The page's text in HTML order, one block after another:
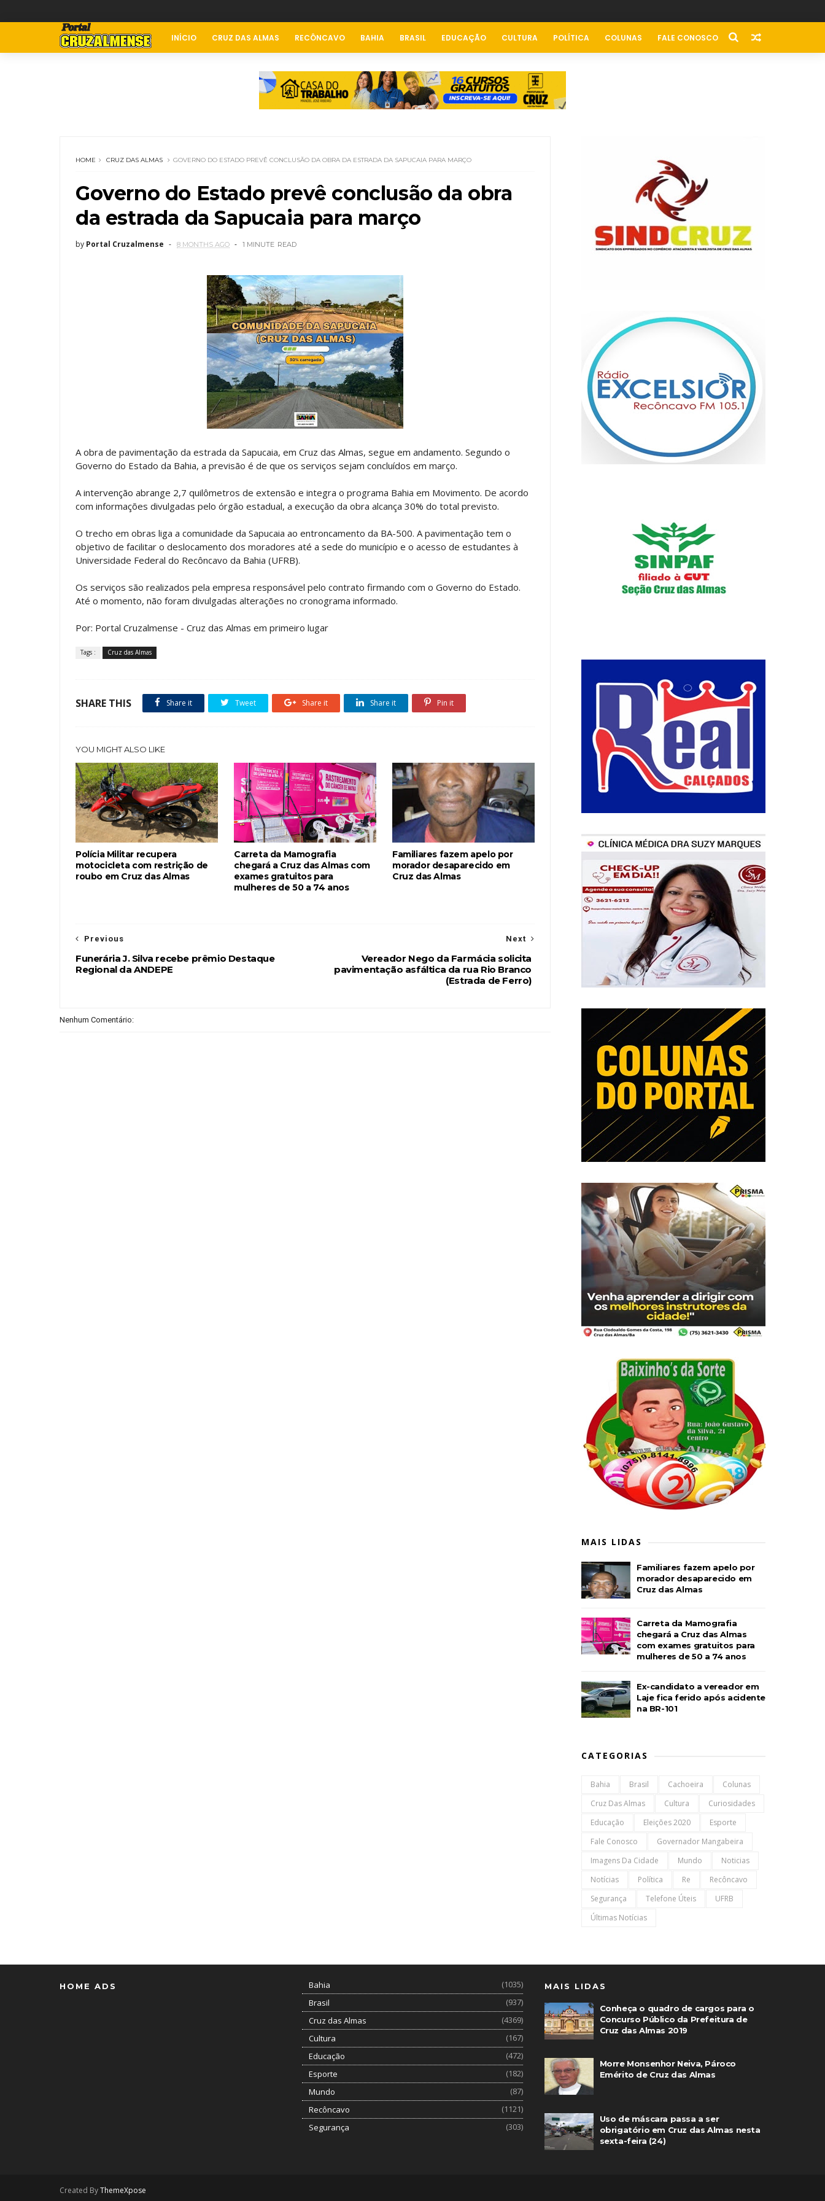
INÍCIO CRUZ DAS ALMAS RECÔNCAVO BAHIA BRASIL EDUCAÇÃO CULTURA POLÍTICA COLUNAS FALE CONOSCO
HOME CRUZ DAS ALMAS GOVERNO DO ESTADO PREVÊ CONCLUSÃO DA OBRA DA ESTRADA DA SAPUCAIA PARA MARÇO
Governo do Estado prevê conclusão da obra
da estrada da Sapucaia para março
by Portal Cruzalmense 8 MONTHS AGO 1 MINUTE READ
A obra de pavimentação da estrada da Sapucaia, em Cruz das Almas, segue em andamento. Segundo o
Governo do Estado da Bahia, a previsão é de que os serviços sejam concluídos em março.
A intervenção abrange 2,7 quilômetros de extensão e integra o programa Bahia em Movimento. De acordo
com informações divulgadas pelo órgão estadual, a execução da obra alcança 30% do total previsto.
O trecho em obras liga a comunidade da Sapucaia ao entroncamento da BA-500. A pavimentação tem o
objetivo de facilitar o deslocamento dos moradores até a sede do município e o acesso de estudantes à
Universidade Federal do Recôncavo da Bahia (UFRB).
Os serviços são realizados pela empresa responsável pelo contrato firmando com o Governo do Estado.
Até o momento, não foram divulgadas alterações no cronograma informado.
Por: Portal Cruzalmense - Cruz das Almas em primeiro lugar
Tags : Cruz das Almas
SHARE THIS Share it Tweet Share it Share it Pin it
YOU MIGHT ALSO LIKE
Polícia Militar recupera
motocicleta com restrição de
roubo em Cruz das Almas
Carreta da Mamografia
chegará a Cruz das Almas com
exames gratuitos para
mulheres de 50 a 74 anos
Familiares fazem apelo por
morador desaparecido em
Cruz das Almas
Next
Vereador Nego da Farmácia solicita
pavimentação asfáltica da rua Rio Branco
(Estrada de Ferro)
Previous
Funerária J. Silva recebe prêmio Destaque
Regional da ANDEPE
Nenhum Comentário:
MAIS LIDAS
Familiares fazem apelo por
morador desaparecido em
Cruz das Almas
Carreta da Mamografia
chegará a Cruz das Almas
com exames gratuitos para
mulheres de 50 a 74 anos
Ex-candidato a vereador em
Laje fica ferido após acidente
na BR-101
CATEGORIAS
Bahia Brasil Cachoeira
Colunas
Cruz Das Almas
Cultura
Curiosidades
Educação
Eleições 2020
Esporte
Fale Conosco
Governador Mangabeira
Imagens Da Cidade
Mundo
Noticias
Notícias
Política Re
Recôncavo
Segurança
Telefone Úteis
UFRB
Últimas Notícias
HOME ADS Bahia
(1035)
Brasil
(937)
Cruz das Almas
(4369)
Cultura
(167)
Educação
(472)
Esporte
(182)
Mundo
(87)
Recôncavo
(1121)
Segurança
(303)
MAIS LIDAS
Conheça o quadro de cargos para o
Concurso Público da Prefeitura de
Cruz das Almas 2019
Morre Monsenhor Neiva, Pároco
Emérito de Cruz das Almas
Uso de máscara passa a ser
obrigatório em Cruz das Almas nesta
sexta-feira (24)
Created ByThemeXpose